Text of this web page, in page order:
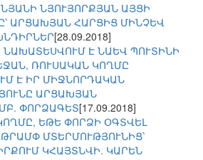
ՆՅՈՒՅՈՐՔՅԱՆ ԱՅՑԻ
ԱՐՑԱԽՅԱՆ ՀԱՐՑԻՑ ՄԻՆՉԵՎ
[28.09.2018]
ՆԱԽԱՏԵՍՎՈՒՄ Է ՆԱԵՎ ՊՈՒՏԻՆԻ
ՌՈՒՍԱԿԱՆ ԿՈՂՄԸ
Է ԻՐ ՄԻՋՆՈՐԴԱԿԱՆ
ԱՐՑԱԽՅԱՆ
ՓՈՐՁԱԳԵՏ[17.09.2018]
ԵԹԵ ՓՈՐՁԻ ՕԳՏՎԵԼ
ՄՏԵՐՄՈՒԹՅՈՒՆԻՑ՝
ԿՀԱՅՏՆՎԻ. ԿԱՐԵՆ